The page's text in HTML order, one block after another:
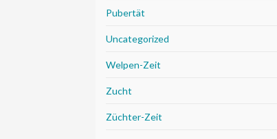
Pubertät
Uncategorized
Welpen-Zeit
Zucht
Züchter-Zeit